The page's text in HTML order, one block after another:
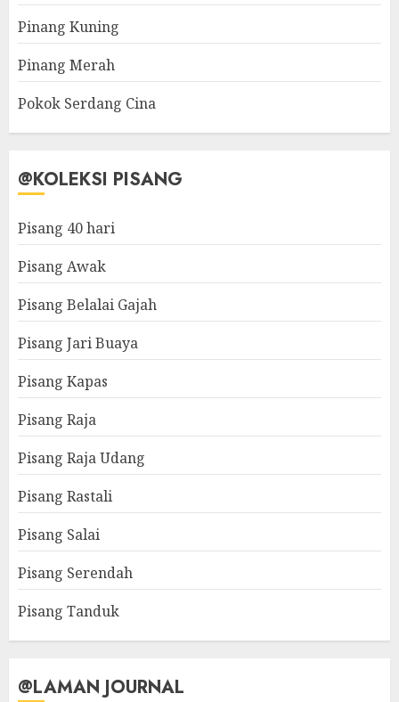
Pinang Kuning
Pinang Merah
Pokok Serdang Cina
@KOLEKSI PISANG
Pisang 40 hari
Pisang Awak
Pisang Belalai Gajah
Pisang Jari Buaya
Pisang Kapas
Pisang Raja
Pisang Raja Udang
Pisang Rastali
Pisang Salai
Pisang Serendah
Pisang Tanduk
@LAMAN JOURNAL